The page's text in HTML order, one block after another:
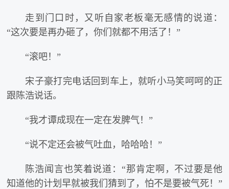
走到门口时，又听自家老板毫无感情的说道：
“这次要是再办砸了，你们就都不用活了！”
“滚吧！”
宋子豪打完电话回到车上，就听小马笑呵呵的正
跟陈浩说话。
“我才谭成现在一定在发脾气！”
“说不定还会被气吐血，哈哈哈！”
陈浩闻言也笑着说道：“那肯定啊，不过要是他
知道他的计划早就被我们猜到了，怕不是要被气死！”